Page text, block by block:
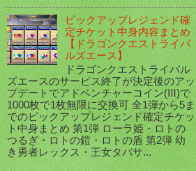
ピックアップレジェンド確
定チケット中身内容まとめ
【ドラゴンクエストライバ
ルズエース】
ドラゴンクエストライバル
ズエースのサービス終了が決定後のアッ
プデートでアドベンチャーコイン(Ⅲ)で
1000枚で1枚無限に交換可 全1弾から5ま
でのピックアップレジェンド確定チケッ
ト中身まとめ 第1弾 ローラ姫・ロトの
つるぎ・ロトの鎧・ロトの盾 第2弾 幼
き勇者レックス・王女タバサ...